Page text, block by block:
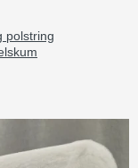
polstring